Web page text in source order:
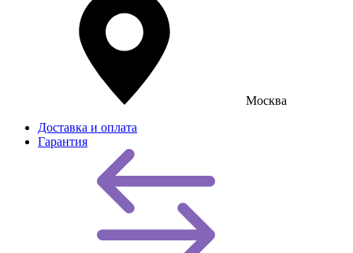
Москва
Доставка и оплата
Гарантия